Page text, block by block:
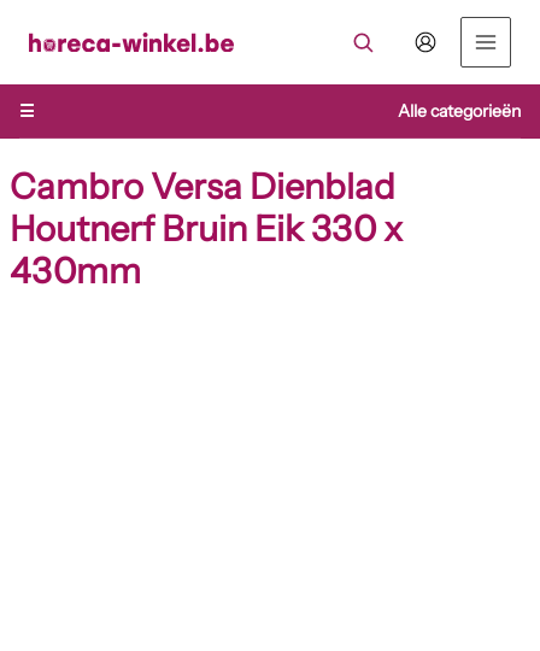
naar
inhoud
☰
Alle categorieën
Cambro Versa Dienblad
Houtnerf Bruin Eik 330 x
430mm